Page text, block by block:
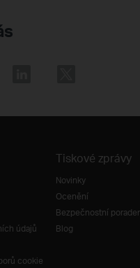
údajů
cookie
Tiskové zprávy
Novinky
Ocenění
Bezpečnostní
Blog